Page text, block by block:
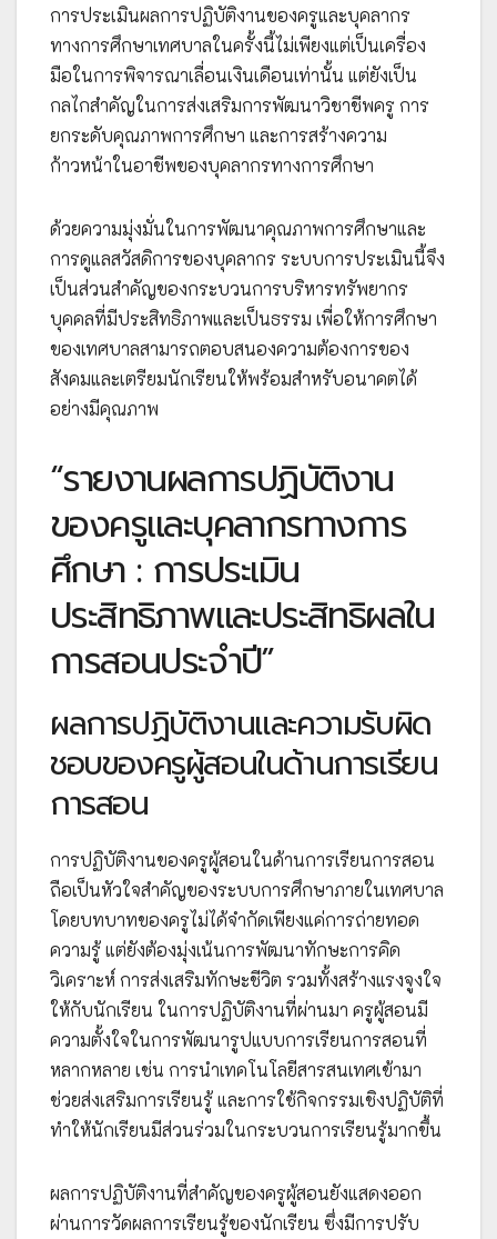
การประเมินผลการปฏิบัติงานของครูและบุคลากร
ทางการศึกษาเทศบาลในครั้งนี้ไม่เพียงแต่เป็นเครื่อง
มือในการพิจารณาเลื่อนเงินเดือนเท่านั้น แต่ยังเป็น
กลไกสำคัญในการส่งเสริมการพัฒนาวิชาชีพครู การ
ยกระดับคุณภาพการศึกษา และการสร้างความ
ก้าวหน้าในอาชีพของบุคลากรทางการศึกษา
ด้วยความมุ่งมั่นในการพัฒนาคุณภาพการศึกษาและ
การดูแลสวัสดิการของบุคลากร ระบบการประเมินนี้จึง
เป็นส่วนสำคัญของกระบวนการบริหารทรัพยากร
บุคคลที่มีประสิทธิภาพและเป็นธรรม เพื่อให้การศึกษา
ของเทศบาลสามารถตอบสนองความต้องการของ
สังคมและเตรียมนักเรียนให้พร้อมสำหรับอนาคตได้
อย่างมีคุณภาพ
“รายงานผลการปฏิบัติงาน
ของครูและบุคลากรทางการ
ศึกษา : การประเมิน
ประสิทธิภาพและประสิทธิผลใน
การสอนประจำปี”
ผลการปฏิบัติงานและความรับผิด
ชอบของครูผู้สอนในด้านการเรียน
การสอน
การปฏิบัติงานของครูผู้สอนในด้านการเรียนการสอน
ถือเป็นหัวใจสำคัญของระบบการศึกษาภายในเทศบาล
โดยบทบาทของครูไม่ได้จำกัดเพียงแค่การถ่ายทอด
ความรู้ แต่ยังต้องมุ่งเน้นการพัฒนาทักษะการคิด
วิเคราะห์ การส่งเสริมทักษะชีวิต รวมทั้งสร้างแรงจูงใจ
ให้กับนักเรียน ในการปฏิบัติงานที่ผ่านมา ครูผู้สอนมี
ความตั้งใจในการพัฒนารูปแบบการเรียนการสอนที่
หลากหลาย เช่น การนำเทคโนโลยีสารสนเทศเข้ามา
ช่วยส่งเสริมการเรียนรู้ และการใช้กิจกรรมเชิงปฏิบัติที่
ทำให้นักเรียนมีส่วนร่วมในกระบวนการเรียนรู้มากขึ้น
ผลการปฏิบัติงานที่สำคัญของครูผู้สอนยังแสดงออก
ผ่านการวัดผลการเรียนรู้ของนักเรียน ซึ่งมีการปรับ